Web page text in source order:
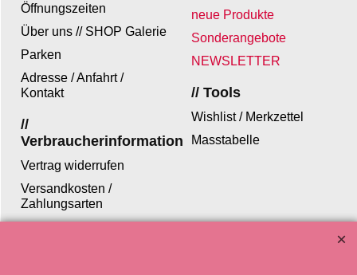
neue Produkte
Sonderangebote
NEWSLETTER
Öffnungszeiten
Über uns // SHOP Galerie
Parken
Adresse / Anfahrt /
Kontakt
// Tools
Wishlist / Merkzettel
Masstabelle
//
Verbraucherinformation
Vertrag widerrufen
Versandkosten /
Zahlungsarten